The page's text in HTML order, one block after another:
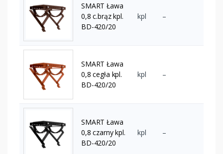
SMART Ława
0,8 c.brąz kpl.
BD-420/20
kpl –
SMART Ława
0,8 cegła kpl.
BD-420/20
kpl –
SMART Ława
0,8 czarny kpl.
BD-420/20
kpl –